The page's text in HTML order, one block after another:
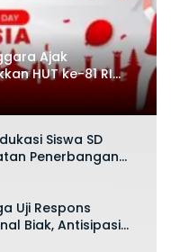
Ajak
HUT ke-81 RI
Siswa SD
Penerbangan
layang di
Uji Respons
Biak, Antisipasi
BBM